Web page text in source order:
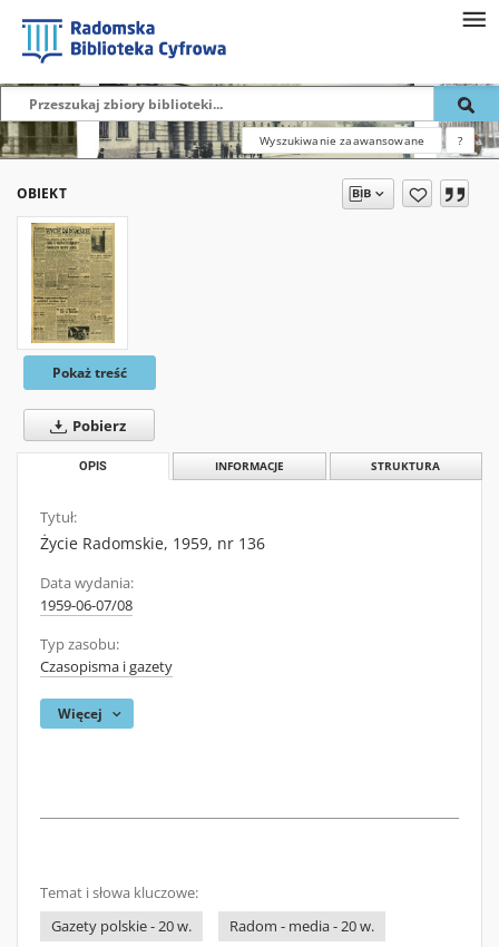
Wyszukiwanie zaawansowane ?
OBIEKT
Pokaż treść
Pobierz
OPIS INFORMACJE STRUKTURA
Tytuł:
Życie Radomskie, 1959, nr 136
Data wydania:
1959-06-07/08
Typ zasobu:
Czasopisma i gazety
Więcej
Temat i słowa kluczowe:
Gazety polskie - 20 w.
Radom - media - 20 w.